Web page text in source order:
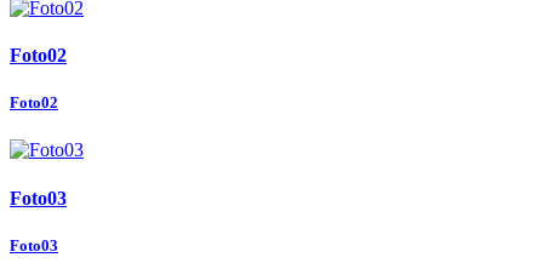
Foto02
Foto02
Foto03
Foto03